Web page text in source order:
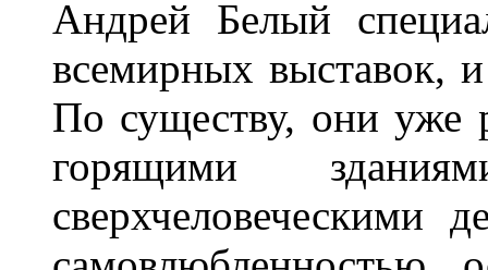
Андрей Белый
всемирных выставок,
По существу, они уже
горящими
сверхчеловеческими